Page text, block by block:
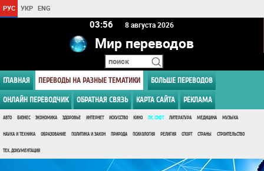
РУС УКР ENG
03 56 8 августа 2026
Мир переводов
ГЛАВНАЯ ПЕРЕВОДЫ НА РАЗНЫЕ ТЕМАТИКИ БОЛЬШЕ ПЕРЕВОДОВ
ОНЛАЙН ПЕРЕВОДЧИК ОБРАТНАЯ СВЯЗЬ КАРТА САЙТА РЕКЛАМА
АВТО БИЗНЕС ЭКОНОМИКА ЗДОРОВЬЕ ИНТЕРНЕТ ИСКУССТВО КИНО ПК, СОФТ ЛИТЕРАТУРА МЕДИЦИНА МУЗЫКА
НАУКА И ТЕХНИКА ОБРАЗОВАНИЕ ПОЛИТИКА И ЗАКОН ПРИРОДА ПСИХОЛОГИЯ РЕЛИГИЯ СПОРТ СТРАНЫ СТРОИТЕЛЬСТВО
ТЕХ. ДОКУМЕНТАЦИЯ